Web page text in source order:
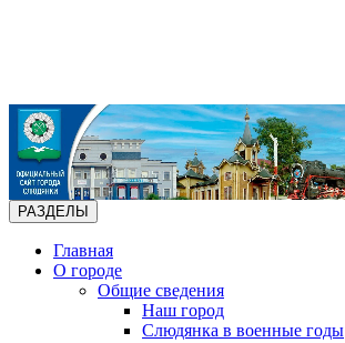
РАЗДЕЛЫ
Главная
О городе
Общие сведения
Наш город
Слюдянка в военные годы